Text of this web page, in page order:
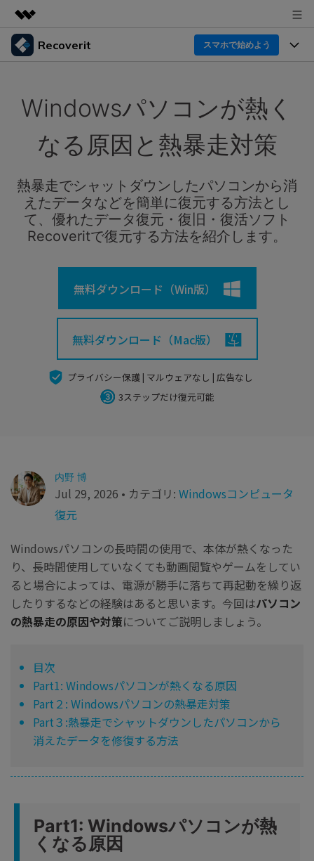
製品
概要
企業情報
プラン＆価格
サポート
Recoverit スマホで始めよう
Recoverit for Windows
Windowsデータ復元ならRecoverit！確実な復元技術と
スマホで始めよう
Macの大切なデータを制限なく完全復元
スマホで始めよう
Recoverit 無料版
消えたデータ/ 誤削除したデータも完全無料で復元
関連製品（データ修復/ バックアップ）
Repairit - データ修復
UBackit - データバックアップ
機能一覧
ドライブから復元
削除されたメディアを復元
独自の復元ソリューション 新着
ドキュメントを復元
すべての機能を確認
データ復元事例
データ復元
外付けデバイス復元
その他の復元
Recoveritとは
データ復元の専門家
Recoveritをよりよく活用
操作ガイド
ログイン
search
スマホで始めよう
Windowsパソコンが熱く
なる原因と熱暴走対策
熱暴走でシャットダウンしたパソコンから消
えたデータなどを簡単に復元する方法とし
て、優れたデータ復元・復旧・復活ソフト
Recoveritで復元する方法を紹介します。
無料ダウンロード（Win版）
無料ダウンロード（Mac版）
プライバシー保護 | マルウェアなし | 広告なし
3ステップだけ復元可能
内野 博
Jul 29, 2026 • カテゴリ: Windowsコンピュータ
復元
Windowsパソコンの長時間の使用で、本体が熱くなった
り、長時間使用していなくても動画閲覧やゲームをしてい
ると場合によっては、電源が勝手に落ちて再起動を繰り返
したりするなどの経験はあると思います。今回はパソコン
の熱暴走の原因や対策についてご説明しましょう。
目次
Part1: Windowsパソコンが熱くなる原因
Part２: Windowsパソコンの熱暴走対策
Part３:熱暴走でシャットダウンしたパソコンから
消えたデータを修復する方法
Part1: Windowsパソコンが熱
くなる原因